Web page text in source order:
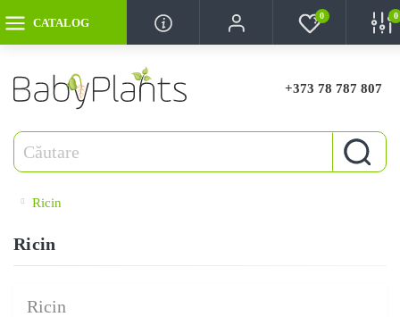
CATALOG
0 0
+373 78 787 807
Ricin
Ricin
Ricin